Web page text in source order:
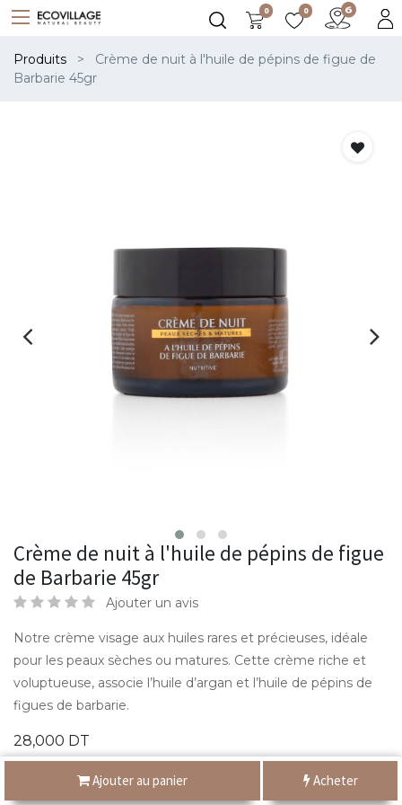
0 0
Produits
Crème de nuit à l'huile de pépins de figue de
Barbarie 45gr
Ajouter au panier Acheter
Crème de nuit à l'huile de pépins de figue
de Barbarie 45gr
Ajouter un avis
Notre crème visage aux huiles rares et précieuses, idéale
pour les peaux sèches ou matures. Cette crème riche et
voluptueuse, associe l’huile d’argan et l’huile de pépins de
figues de barbarie.
28,000 DT